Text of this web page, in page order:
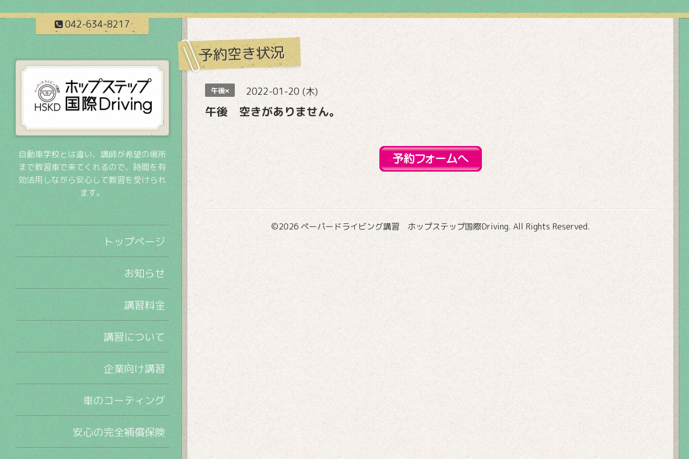
042-634-8217
予約空き状況
午後× 2022-01-20 (木)
午後 空きがありません。
©2026 ペーパードライビング講習 ホップステップ国際Driving. All Rights Reserved.
自動車学校とは違い、講師が希望の場所
まで教習車で来てくれるので、時間を有
効活用しながら安心して教習を受けられ
ます。
トップページ
お知らせ
講習料金
講習について
企業向け講習
車のコーティング
安心の完全補償保険